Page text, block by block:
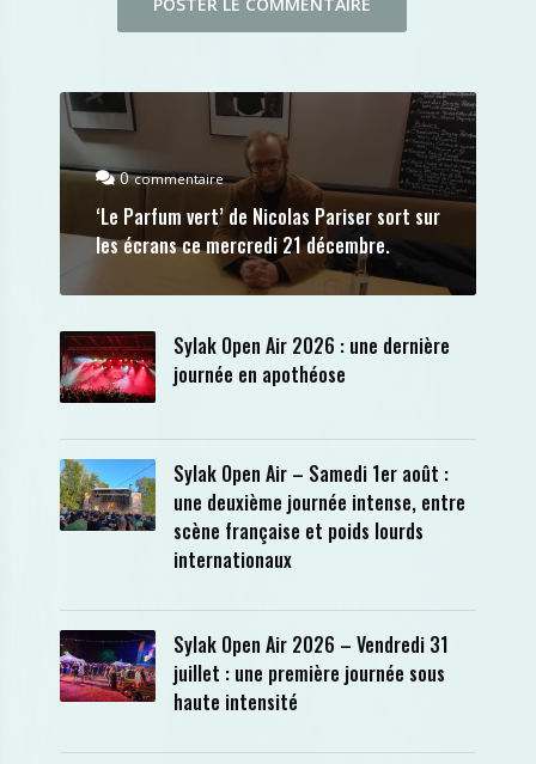
0commentaire
‘Le Parfum vert’ de Nicolas Pariser sort sur
les écrans ce mercredi 21 décembre.
Sylak Open Air 2026 : une dernière
journée en apothéose
Sylak Open Air – Samedi 1er août :
une deuxième journée intense, entre
scène française et poids lourds
internationaux
Sylak Open Air 2026 – Vendredi 31
juillet : une première journée sous
haute intensité